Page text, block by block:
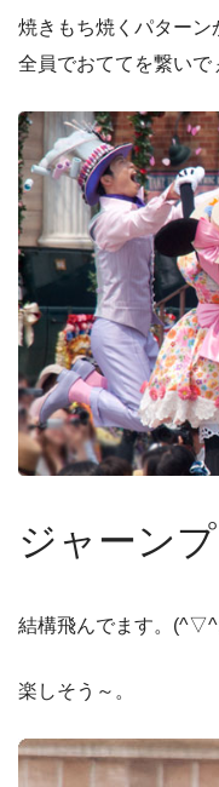
焼きもち焼くパターン
全員でおててを繋いで
ジャーンプ
結構飛んでます。
楽しそう～。